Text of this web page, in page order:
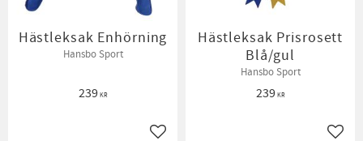
Hästleksak Enhörning
Hansbo Sport
239KR
Hästleksak Prisrosett
Blå/gul
Hansbo Sport
239KR